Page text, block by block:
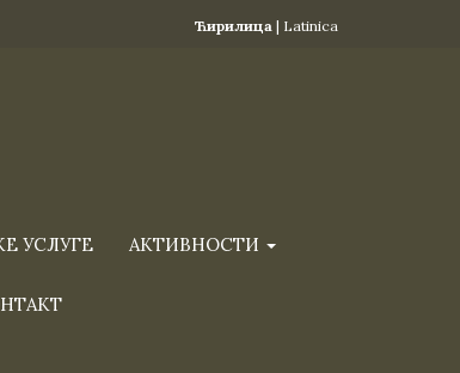
Ћирилица | Latinica
УСЛУГЕ АКТИВНОСТИ